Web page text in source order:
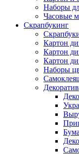
Наборы
Часовые
Скрапбукинг
Картон
Картон
Картон
Наборы